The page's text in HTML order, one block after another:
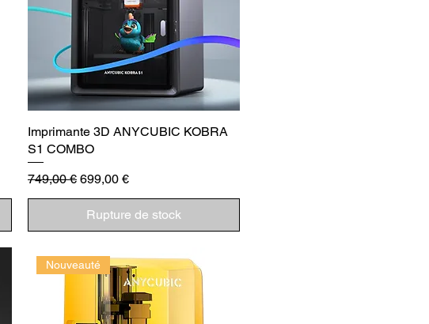
Imprimante 3D ANYCUBIC KOBRA
S1 COMBO
Prix original
749,00 € Prix promotionnel
699,00 €
Rupture de stock
Nouveauté